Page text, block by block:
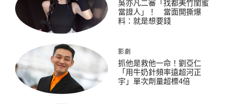
吳亦凡二審「找都美竹閨蜜
當證人」！ 當面開撕爆
料：就是想要錢
影劇
抓他是救他一命！劉亞仁
「用牛奶針頻率遠超河正
宇」單次劑量超標4倍